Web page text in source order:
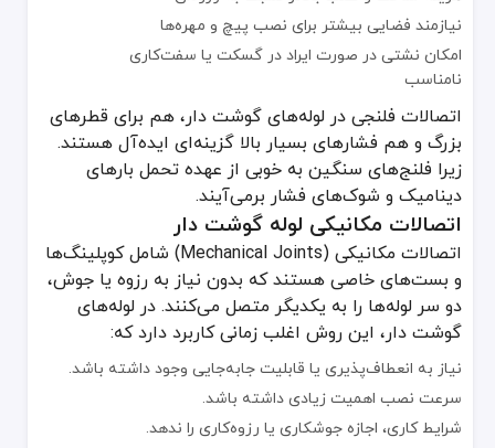
نیازمند فضایی بیشتر برای نصب پیچ و مهره‌ها
امکان نشتی در صورت ایراد در گسکت یا سفت‌کاری
نامناسب
اتصالات فلنجی در لوله‌های گوشت دار، هم برای قطرهای
بزرگ و هم فشارهای بسیار بالا گزینه‌ای ایده‌آل هستند.
زیرا فلنج‌های سنگین به خوبی از عهده تحمل بارهای
دینامیک و شوک‌های فشار برمی‌آیند.
اتصالات مکانیکی لوله گوشت دار
اتصالات مکانیکی (Mechanical Joints) شامل کوپلینگ‌ها
و بست‌های خاصی هستند که بدون نیاز به رزوه یا جوش،
دو سر لوله‌ها را به یکدیگر متصل می‌کنند. در لوله‌های
گوشت دار، این روش اغلب زمانی کاربرد دارد که:
نیاز به انعطاف‌پذیری یا قابلیت جابه‌جایی وجود داشته باشد.
سرعت نصب اهمیت زیادی داشته باشد.
شرایط کاری، اجازه جوشکاری یا رزوه‌کاری را ندهد.